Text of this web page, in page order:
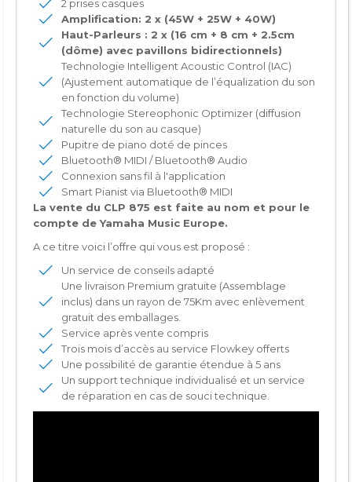
2 prises casques
Amplification: 2 x (45W + 25W + 40W)
Haut-Parleurs : 2 x (16 cm + 8 cm + 2.5cm
(dôme) avec pavillons bidirectionnels)
Technologie Intelligent Acoustic Control (IAC)
(Ajustement automatique de l’équalization du son
en fonction du volume)
Technologie Stereophonic Optimizer (diffusion
naturelle du son au casque)
Pupitre de piano doté de pinces
Bluetooth® MIDI / Bluetooth® Audio
Connexion sans fil à l'application
Smart Pianist via Bluetooth® MIDI
La vente du CLP 875 est faite au nom et pour le
compte de Yamaha Music Europe.
A ce titre voici l’offre qui vous est proposé :
Un service de conseils adapté
Une livraison Premium gratuite (Assemblage
inclus) dans un rayon de 75Km avec enlèvement
gratuit des emballages.
Service après vente compris
Trois mois d’accès au service Flowkey offerts
Une possibilité de garantie étendue à 5 ans
Un support technique individualisé et un service
de réparation en cas de souci technique.